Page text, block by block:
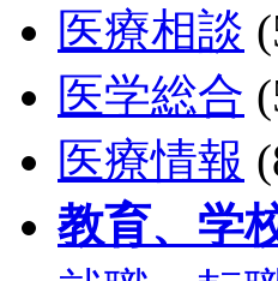
医療相談
医学総合
医療情報
教育、学